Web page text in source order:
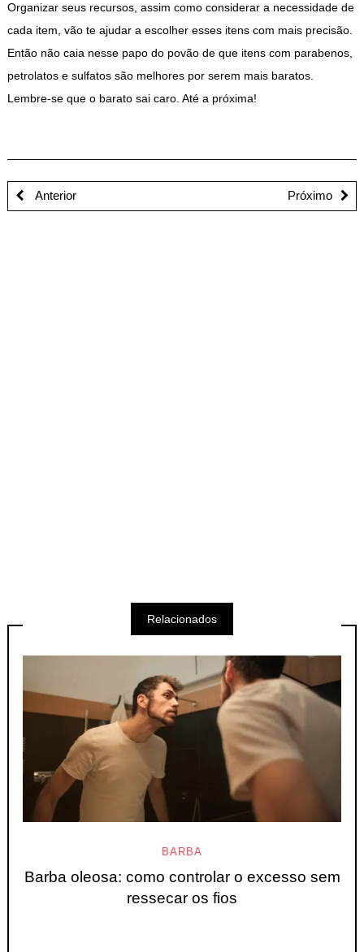
Organizar seus recursos, assim como considerar a necessidade de
cada item, vão te ajudar a escolher esses itens com mais precisão.
Então não caia nesse papo do povão de que itens com parabenos,
petrolatos e sulfatos são melhores por serem mais baratos.
Lembre-se que o barato sai caro. Até a próxima!
Anterior Próximo
Relacionados
BARBA
Barba oleosa: como controlar o excesso sem
ressecar os fios